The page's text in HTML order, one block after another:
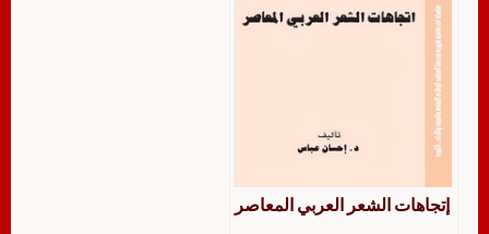
إتجاهات الشعر العربي المعاصر